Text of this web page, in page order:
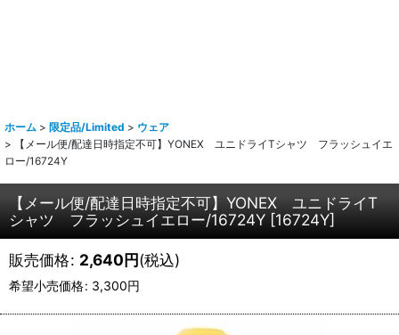
ホーム > 限定品/Limited > ウェア
>
【メール便/配達日時指定不可】YONEX ユニドライTシャツ フラッシュイエ
ロー/16724Y
【メール便/配達日時指定不可】YONEX ユニドライT
シャツ フラッシュイエロー/16724Y [16724Y]
販売価格: 2,640円(税込)
希望小売価格: 3,300円